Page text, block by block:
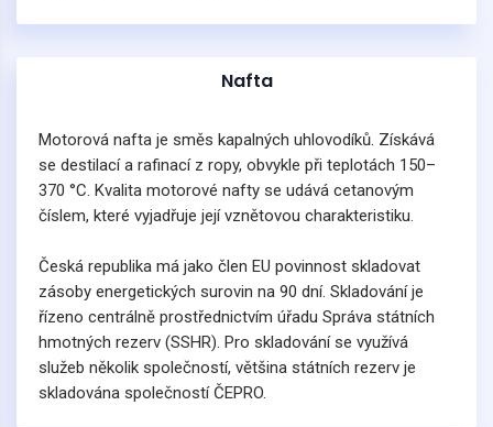
Nafta
Motorová nafta je směs kapalných uhlovodíků. Získává
se destilací a rafinací z ropy, obvykle při teplotách 150–
370 °C. Kvalita motorové nafty se udává cetanovým
číslem, které vyjadřuje její vznětovou charakteristiku.
Česká republika má jako člen EU povinnost skladovat
zásoby energetických surovin na 90 dní. Skladování je
řízeno centrálně prostřednictvím úřadu Správa státních
hmotných rezerv (SSHR). Pro skladování se využívá
služeb několik společností, většina státních rezerv je
skladována společností ČEPRO.